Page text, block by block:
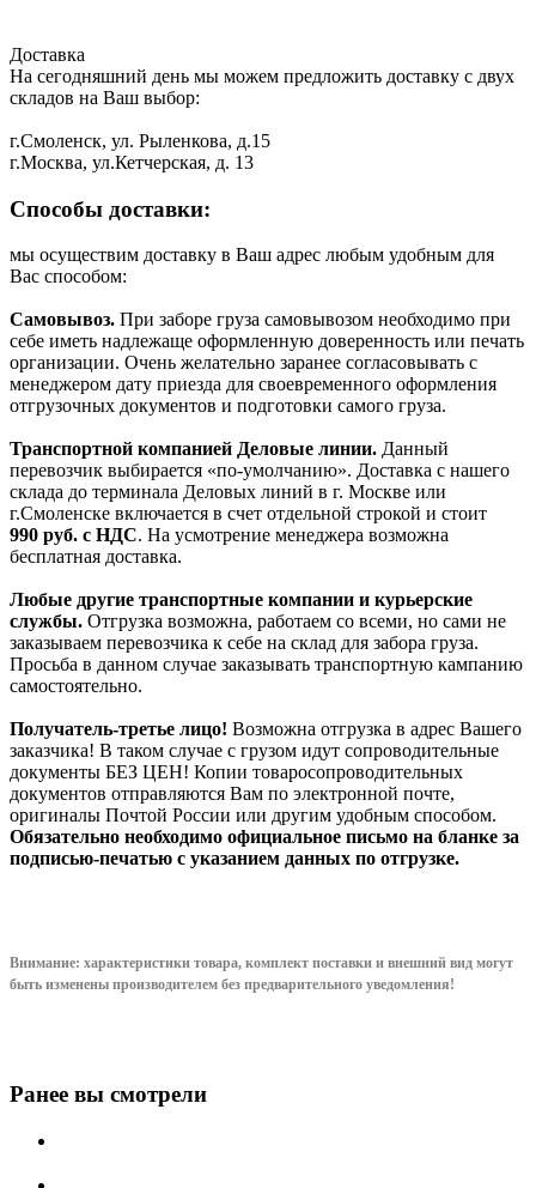
Доставка
На сегодняшний день мы можем предложить доставку с двух
складов на Ваш выбор:
г.Смоленск, ул. Рыленкова, д.15
г.Москва, ул.Кетчерская, д. 13
Способы доставки:
мы осуществим доставку в Ваш адрес любым удобным для
Вас способом:
Самовывоз. При заборе груза самовывозом необходимо при
себе иметь надлежаще оформленную доверенность или печать
организации. Очень желательно заранее согласовывать с
менеджером дату приезда для своевременного оформления
отгрузочных документов и подготовки самого груза.
Транспортной компанией Деловые линии. Данный
перевозчик выбирается «по-умолчанию». Доставка с нашего
склада до терминала Деловых линий в г. Москве или
г.Смоленске включается в счет отдельной строкой и стоит
990 руб. с НДС. На усмотрение менеджера возможна
бесплатная доставка.
Любые другие транспортные компании и курьерские
службы. Отгрузка возможна, работаем со всеми, но сами не
заказываем перевозчика к себе на склад для забора груза.
Просьба в данном случае заказывать транспортную кампанию
самостоятельно.
Получатель-третье лицо! Возможна отгрузка в адрес Вашего
заказчика! В таком случае с грузом идут сопроводительные
документы БЕЗ ЦЕН! Копии товаросопроводительных
документов отправляются Вам по электронной почте,
оригиналы Почтой России или другим удобным способом.
Обязательно необходимо официальное письмо на бланке за
подписью-печатью с указанием данных по отгрузке.
Внимание: характеристики товара, комплект поставки и внешний вид могут
быть изменены производителем без предварительного уведомления!
Ранее вы смотрели